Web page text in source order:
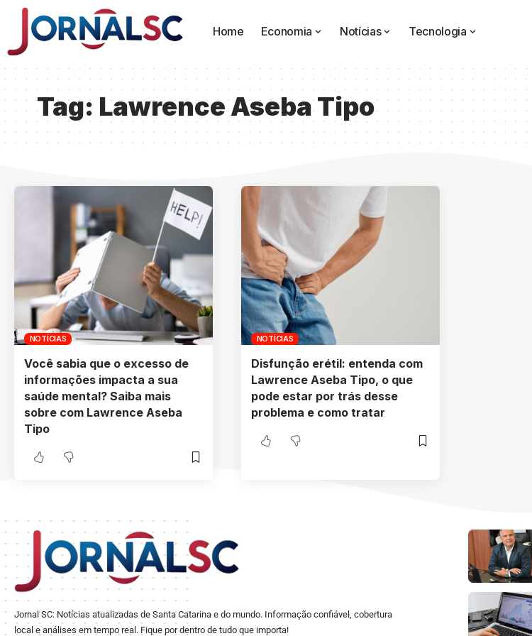
Home Economia Notícias Tecnologia
Tag: Lawrence Aseba Tipo
NOTÍCIAS
Você sabia que o excesso de
informações impacta a sua
saúde mental? Saiba mais
sobre com Lawrence Aseba
Tipo
NOTÍCIAS
Disfunção erétil: entenda com
Lawrence Aseba Tipo, o que
pode estar por trás desse
problema e como tratar
Jornal SC: Notícias atualizadas de Santa Catarina e do mundo. Informação confiável, cobertura
local e análises em tempo real. Fique por dentro de tudo que importa!